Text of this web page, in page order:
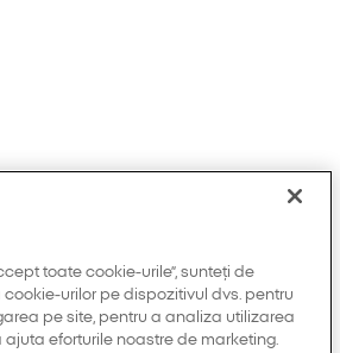
toate cookie-urile”, sunteți de
urilor pe dispozitivul dvs. pentru
pe site, pentru a analiza utilizarea
eforturile noastre de marketing.